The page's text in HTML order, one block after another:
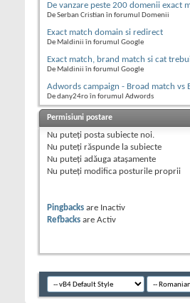
De vanzare peste 200 domenii exact
De Serban Cristian în forumul Domenii
Exact match domain si redirect
De Maldinii în forumul Google
Exact match, brand match si cat
De Maldinii în forumul Google
Adwords campaign - Broad match vs
De dany24ro în forumul Adwords
Permisiuni postare
Nu puteţi posta subiecte noi.
Nu puteţi răspunde la subiecte
Nu puteţi adăuga ataşamente
Nu puteţi modifica posturile proprii
Pingbacks are Inactiv
Refbacks are Activ